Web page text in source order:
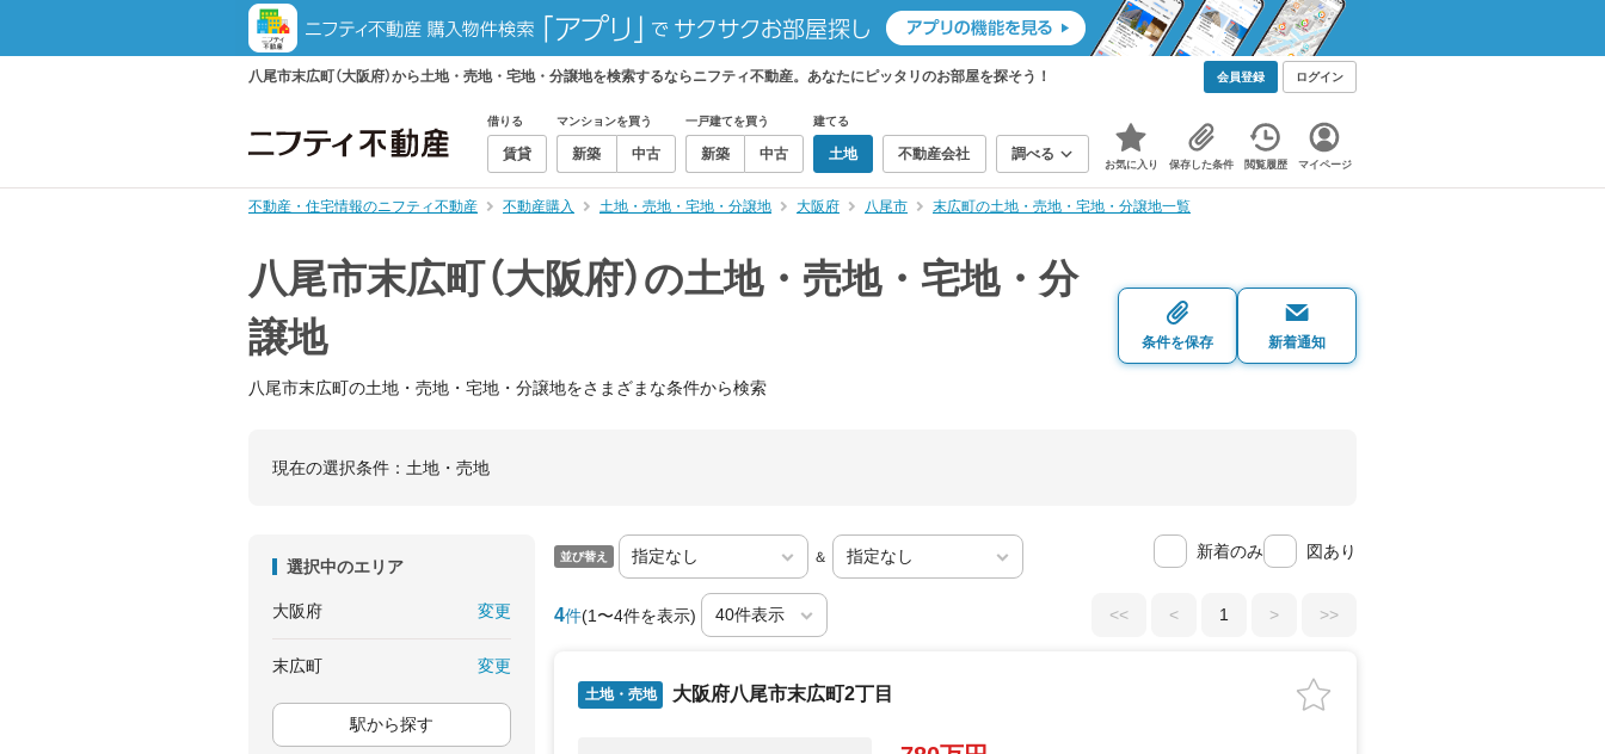
八尾市末広町（大阪府）から土地・売地・宅地・分譲地を検索するならニフティ不動産。あなたにピッタリのお部屋を探そう！ 会員登録 ログイン
借りる
賃貸
マンションを買う
新築 中古
一戸建てを買う
新築 中古
建てる
土地 不動産会社 調べる
お気に入り 保存した条件 閲覧履歴 マイページ
不動産・住宅情報のニフティ不動産 不動産購入 土地・売地・宅地・分譲地 大阪府 八尾市 末広町の土地・売地・宅地・分譲地一覧
八尾市末広町（大阪府）の土地・売地・宅地・分
譲地
八尾市末広町の土地・売地・宅地・分譲地をさまざまな条件から検索
条件を保存 新着通知
現在の選択条件： 土地・売地
選択中のエリア
大阪府 変更
末広町 変更
駅から探す
並び替え ＆ 新着のみ 図あり
4件(1〜4件を表示) << < 1 > >>
土地・売地 大阪府八尾市末広町2丁目